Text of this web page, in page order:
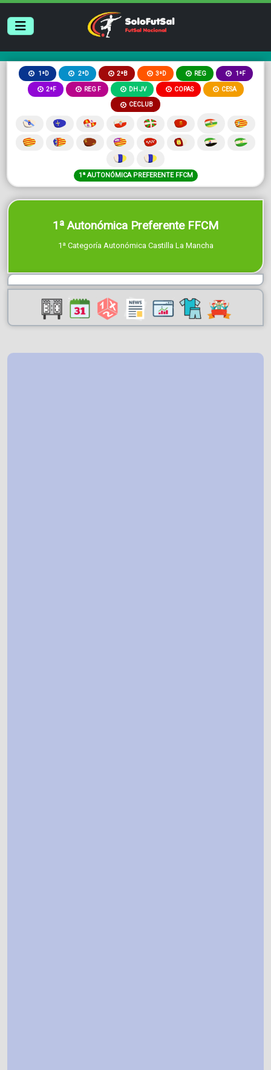
1ªD 2ªD 2ªB 3ªD REG 1ªF
2ªF REG F DH JV COPAS CESA
CECLUB
1ª AUTONÓMICA PREFERENTE FFCM
1ª Autonómica Preferente FFCM
1ª Categoría Autonómica Castilla La Mancha